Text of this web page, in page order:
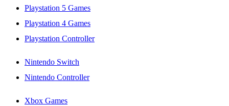
Playstation 5 Games
Playstation 4 Games
Playstation Controller
Nintendo Switch
Nintendo Controller
Xbox Games